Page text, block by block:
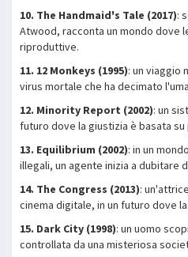
10. The Handmaid's Tale (2017):
Atwood, racconta un mondo dove
riproduttive.
11. 12 Monkeys (1995): un viaggio
virus mortale che ha decimato
12. Minority Report (2002): un
futuro dove la giustizia è basata su
13. Equilibrium (2002): in un
illegali, un agente inizia a dubitare
14. The Congress (2013):
cinema digitale, in un futuro dove
15. Dark City (1998): un uomo
controllata da una misteriosa